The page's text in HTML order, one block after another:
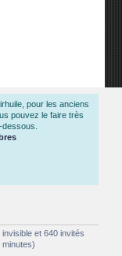
pour les anciens
pouvez le faire très
et 640 invités
minutes)